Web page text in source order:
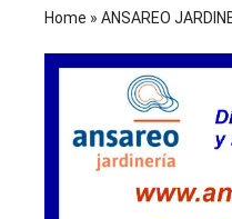
Home » ANSAREO